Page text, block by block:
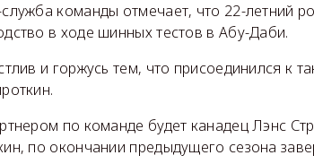
команды отмечает, что 22-летний
в ходе шинных тестов в Абу-Даби.
и горжусь тем, что присоединился к
по команде будет канадец Лэнс
по окончании предыдущего сезона